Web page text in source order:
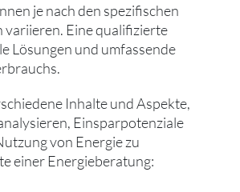
je nach den spezifischen
Eine qualifizierte
Lösungen und umfassende
Inhalte und Aspekte,
Einsparpotenziale
von Energie zu
einer Energieberatung: